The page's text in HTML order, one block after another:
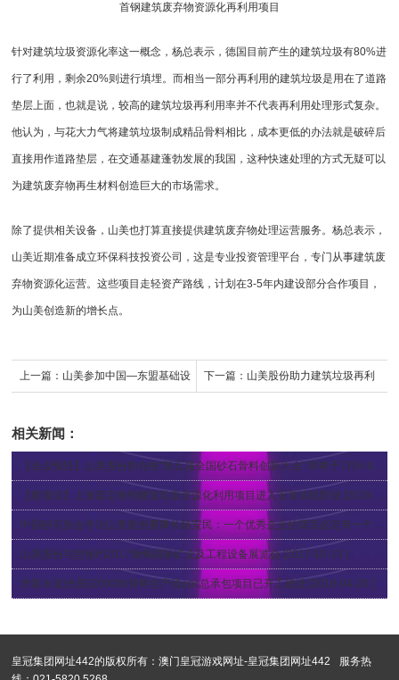
首钢建筑废弃物资源化再利用项目
针对建筑垃圾资源化率这一概念，杨总表示，德国目前产生的建筑垃圾有80%进
行了利用，剩余20%则进行填埋。而相当一部分再利用的建筑垃圾是用在了道路
垫层上面，也就是说，较高的建筑垃圾再利用率并不代表再利用处理形式复杂。
他认为，与花大力气将建筑垃圾制成精品骨料相比，成本更低的办法就是破碎后
直接用作道路垫层，在交通基建蓬勃发展的我国，这种快速处理的方式无疑可以
为建筑废弃物再生材料创造巨大的市场需求。
除了提供相关设备，山美也打算直接提供建筑废弃物处理运营服务。杨总表示，
山美近期准备成立环保科技投资公司，这是专业投资管理平台，专门从事建筑废
弃物资源化运营。这些项目走轻资产路线，计划在3-5年内建设部分合作项目，
为山美创造新的增长点。
上一篇： 山美参加中国—东盟基础设 下一篇： 山美股份助力建筑垃圾再利
相关新闻：
【会议预告】山美股份协办的“第五届全国砂石骨料创新大会” 即将于7月6-9日在南昌召开
【新项目】上海嘉定南翔建筑垃圾资源化利用项目进入安装试机阶段 [2018-01-12 ]
中国砂石协会专访山美股份董事长杨安民：一个优秀企业的背后必定有一个对事业执着的掌门人
山美股份与您相约2017缅甸国际矿业及工程设备展览会 [2017-10-13 ]
华新水泥(长阳)2000t/h骨料生产线epc总承包项目已开工建设 [2018-04-20 ]
皇冠集团网址442的版权所有：澳门皇冠游戏网址-皇冠集团网址442
服务热